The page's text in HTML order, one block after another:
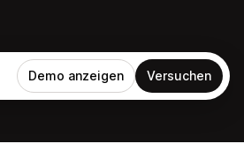
Demo anzeigen Versuchen